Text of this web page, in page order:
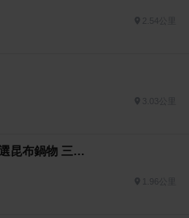
2.54公里
加分100%浜中特選昆布鍋物 三重正義店